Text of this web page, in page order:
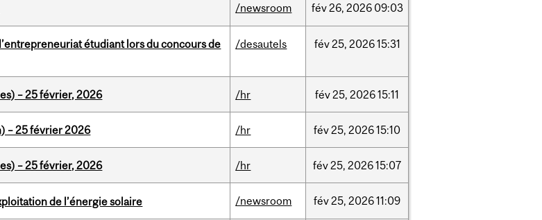
/newsroom fév26, 2026 09:03
étudiant lors du concours de
/desautels fév25, 202615:31
– 25 février, 2026 /hr fév25, 202615:11
– 25 février 2026 /hr fév25, 202615:10
– 25 février, 2026 /hr fév25, 202615:07
de l’énergie solaire /newsroom fév25, 202611:09